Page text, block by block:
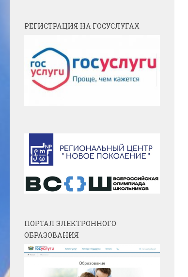
РЕГИСТРАЦИЯ НА ГОСУСЛУГАХ
ПОРТАЛ ЭЛЕКТРОННОГО
ОБРАЗОВАНИЯ